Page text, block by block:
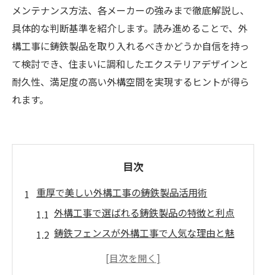
メンテナンス方法、各メーカーの強みまで徹底解説し、
具体的な判断基準を紹介します。読み進めることで、外
構工事に鋳鉄製品を取り入れるべきかどうか自信を持っ
て検討でき、住まいに調和したエクステリアデザインと
耐久性、満足度の高い外構空間を実現するヒントが得ら
れます。
目次
重厚で美しい外構工事の鋳鉄製品活用術
外構工事で選ばれる鋳鉄製品の特徴と利点
鋳鉄フェンスが外構工事で人気な理由と魅